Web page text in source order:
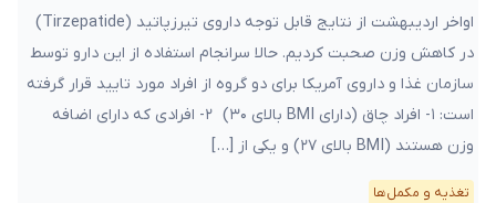
اواخر اردیبهشت از نتایج قابل توجه داروی تیرزپاتید (Tirzepatide)
در کاهش وزن صحبت کردیم. حالا سرانجام استفاده از این دارو توسط
سازمان غذا و داروی آمریکا برای دو گروه از افراد مورد تایید قرار گرفته
است: ۱- افراد چاق (دارای BMI بالای ۳۰) ۲- افرادی که دارای اضافه
وزن هستند (BMI بالای ۲۷) و یکی از […]
تغذیه و مکمل‌ها